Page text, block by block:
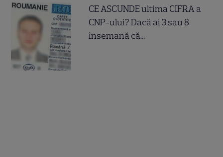
CE ASCUNDE ultima CIFRA a
CNP-ului? Dacă ai 3 sau 8
însemană că...